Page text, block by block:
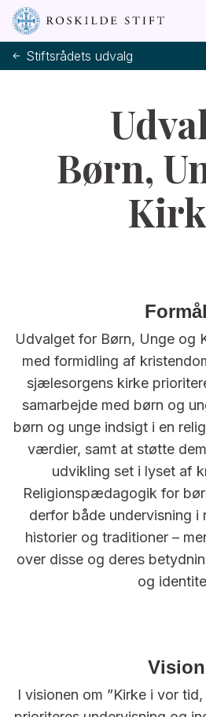
Stiftsrådets udvalg
Børn,
Formål
Udvalget for Børn, Unge og
med formidling af
sjælesorgens kirke
samarbejde med børn og
børn og unge indsigt i en
værdier, samt at støtte
udvikling set i lyset af
Religionspædagogik for
derfor både undervisning i
historier og traditioner –
over disse og deres
og
Vision
I visionen om ”Kirke i vor